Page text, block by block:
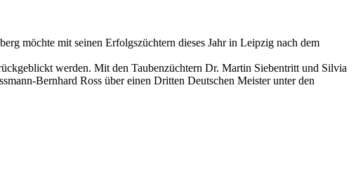
möchte mit seinen Erfolgszüchtern dieses Jahr in Leipzig nach dem
werden. Mit den Taubenzüchtern Dr. Martin Siebentritt und Silvia
Bernhard Ross über einen Dritten Deutschen Meister unter den